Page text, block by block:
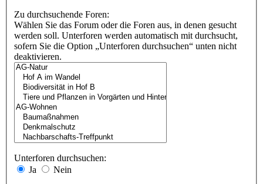
Zu durchsuchende Foren:
Wählen Sie das Forum oder die Foren aus, in denen gesucht
werden soll. Unterforen werden automatisch mit durchsucht,
sofern Sie die Option „Unterforen durchsuchen“ unten nicht
deaktivieren.
Unterforen durchsuchen:
Ja
Nein